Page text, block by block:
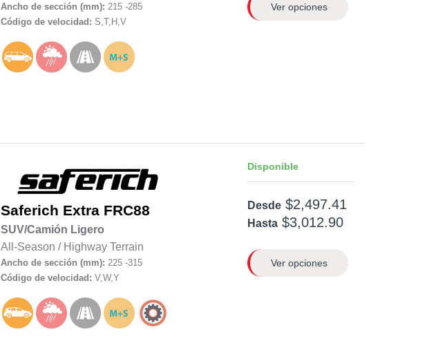
Ancho de sección (mm): 215 -285
Código de velocidad: S,T,H,V
Ver opciones
Saferich Extra FRC88
SUV/Camión Ligero
All-Season / Highway Terrain
Ancho de sección (mm): 225 -315
Código de velocidad: V,W,Y
Disponible
Desde $2,497.41
Hasta $3,012.90
Ver opciones